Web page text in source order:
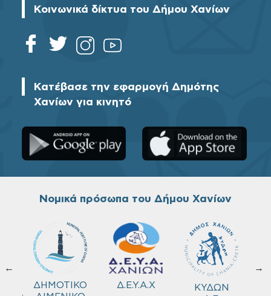
Κοινωνικά δίκτυα του Δήμου Χανίων
Κατέβασε την εφαρμογή Δημότης
Χανίων για κινητό
Νομικά πρόσωπα του Δήμου Χανίων
←
ΔΗΜΟΤΙΚΟ
Δ.Ε.Υ.Α.Χ
ΚΥΔΩΝ
→